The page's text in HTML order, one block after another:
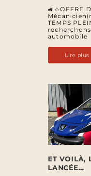
🚙⚠️OFFRE
TEMPS
automobile
Lire plus
ET VOILÀ,
LANCÉE…